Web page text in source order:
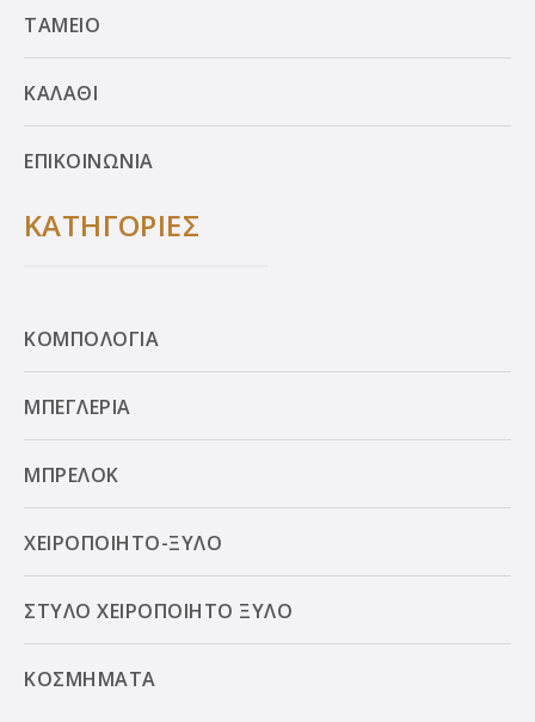
ΤΑΜΕΙΟ
ΚΑΛΑΘΙ
ΕΠΙΚΟΙΝΩΝΙΑ
ΚΑΤΗΓΟΡΙΕΣ
ΚΟΜΠΟΛΟΓΙΑ
ΜΠΕΓΛΕΡΙΑ
ΜΠΡΕΛΟΚ
ΧΕΙΡΟΠΟΙΗΤΟ-ΞΥΛΟ
ΣΤΥΛΟ ΧΕΙΡΟΠΟΙΗΤΟ ΞΥΛΟ
ΚΟΣΜΗΜΑΤΑ